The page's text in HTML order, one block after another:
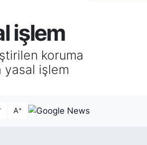
işlem
koruma
yasal işlem
A+